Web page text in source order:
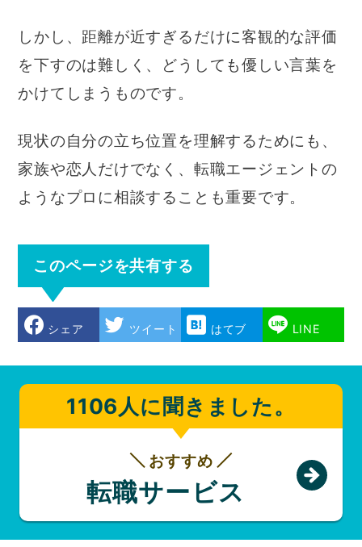
しかし、距離が近すぎるだけに客観的な評価
を下すのは難しく、どうしても優しい言葉を
かけてしまうものです。
現状の自分の立ち位置を理解するためにも、
家族や恋人だけでなく、転職エージェントの
ようなプロに相談することも重要です。
このページを共有する
シェア ツイート はてブ LINE
1106人に聞きました。
おすすめ
転職サービス